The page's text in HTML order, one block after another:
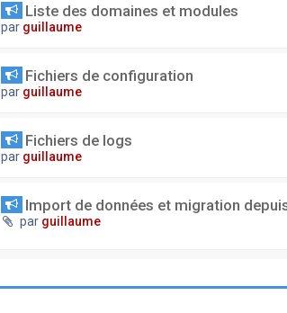
Liste des domaines et modules
par guillaume
Fichiers de configuration
par guillaume
Fichiers de logs
par guillaume
Import de données et migration
par guillaume